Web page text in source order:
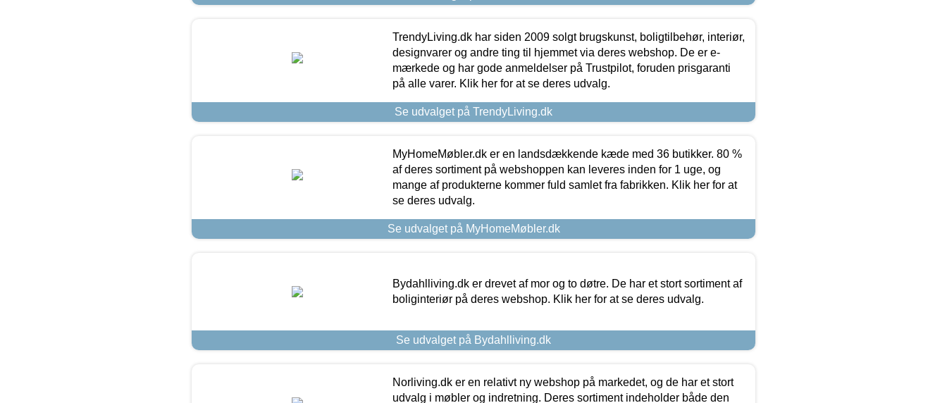
TrendyLiving.dk har siden 2009 solgt brugskunst, boligtilbehør, interiør,
designvarer og andre ting til hjemmet via deres webshop. De er e-
mærkede og har gode anmeldelser på Trustpilot, foruden prisgaranti
på alle varer. Klik her for at se deres udvalg.
Se udvalget på TrendyLiving.dk
MyHomeMøbler.dk er en landsdækkende kæde med 36 butikker. 80 %
af deres sortiment på webshoppen kan leveres inden for 1 uge, og
mange af produkterne kommer fuld samlet fra fabrikken. Klik her for at
se deres udvalg.
Se udvalget på MyHomeMøbler.dk
Bydahlliving.dk er drevet af mor og to døtre. De har et stort sortiment af
boliginteriør på deres webshop. Klik her for at se deres udvalg.
Se udvalget på Bydahlliving.dk
Norliving.dk er en relativt ny webshop på markedet, og de har et stort
udvalg i møbler og indretning. Deres sortiment indeholder både den